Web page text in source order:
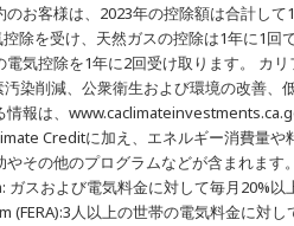
お客様は、2023年の控除額は合計して
除を受け、天然ガスの控除は1年に1回
気控除を1年に2回受け取ります。 カ
染削減、公衆衛生および環境の改善、
報は、
Creditに加え、エネルギー消費量や
その他のプログラムなどが含まれます
スおよび電気料金に対して毎月20%以
(FERA):3人以上の世帯の電気料金に対し